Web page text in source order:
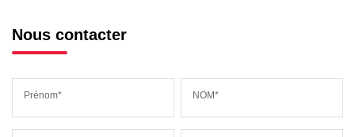
Nous contacter
Prénom* NOM*